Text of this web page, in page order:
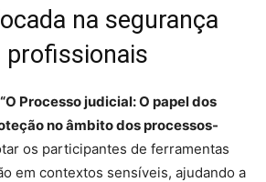
na segurança
profissionais
“O Processo judicial: O papel dos
no âmbito dos processos-
os participantes de ferramentas
em contextos sensíveis, ajudando a